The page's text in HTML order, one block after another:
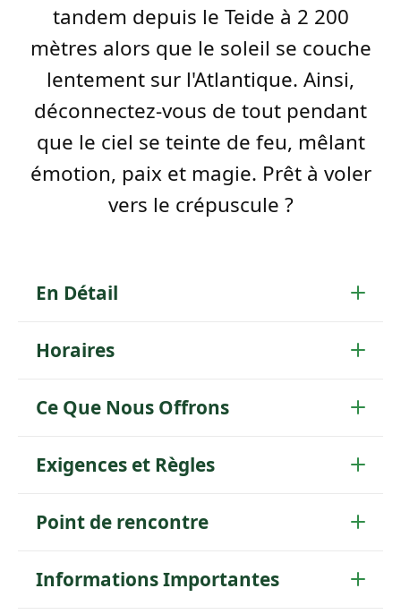
tandem depuis le Teide à 2 200
mètres alors que le soleil se couche
lentement sur l'Atlantique. Ainsi,
déconnectez-vous de tout pendant
que le ciel se teinte de feu, mêlant
émotion, paix et magie. Prêt à voler
vers le crépuscule ?
En Détail
Horaires
Ce Que Nous Offrons
Exigences et Règles
Point de rencontre
Informations Importantes